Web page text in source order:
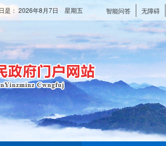
智能问答 无障碍
是： 2026年8月7日 星期五